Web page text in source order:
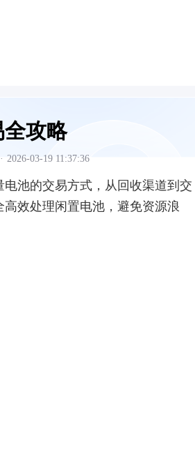
攻略
· 2026-03-19 11:37:36
电池的交易方式，从回收渠道到交
效处理闲置电池，避免资源浪